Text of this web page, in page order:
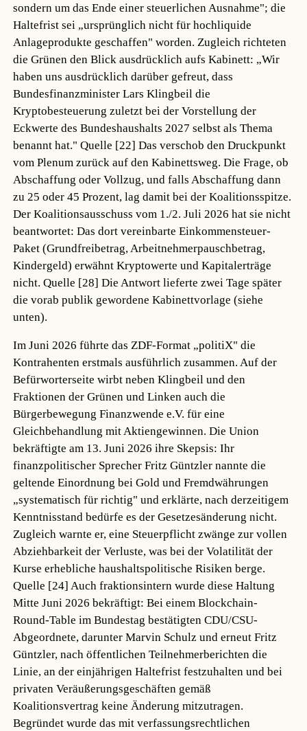
sondern um das Ende einer steuerlichen Ausnahme"; die
Haltefrist sei „ursprünglich nicht für hochliquide
Anlageprodukte geschaffen" worden. Zugleich richteten
die Grünen den Blick ausdrücklich aufs Kabinett: „Wir
haben uns ausdrücklich darüber gefreut, dass
Bundesfinanzminister Lars Klingbeil die
Kryptobesteuerung zuletzt bei der Vorstellung der
Eckwerte des Bundeshaushalts 2027 selbst als Thema
benannt hat."Quelle [22] Das verschob den Druckpunkt
vom Plenum zurück auf den Kabinettsweg. Die Frage, ob
Abschaffung oder Vollzug, und falls Abschaffung dann
zu 25 oder 45 Prozent, lag damit bei der Koalitionsspitze.
Der Koalitionsausschuss vom 1./2. Juli 2026 hat sie nicht
beantwortet: Das dort vereinbarte Einkommensteuer-
Paket (Grundfreibetrag, Arbeitnehmerpauschbetrag,
Kindergeld) erwähnt Kryptowerte und Kapitalerträge
nicht.Quelle [28] Die Antwort lieferte zwei Tage später
die vorab publik gewordene Kabinettvorlage (siehe
unten).
Im Juni 2026 führte das ZDF-Format „politiX" die
Kontrahenten erstmals ausführlich zusammen. Auf der
Befürworterseite wirbt neben Klingbeil und den
Fraktionen der Grünen und Linken auch die
Bürgerbewegung Finanzwende e.V. für eine
Gleichbehandlung mit Aktiengewinnen. Die Union
bekräftigte am 13. Juni 2026 ihre Skepsis: Ihr
finanzpolitischer Sprecher Fritz Güntzler nannte die
geltende Einordnung bei Gold und Fremdwährungen
„systematisch für richtig" und erklärte, nach derzeitigem
Kenntnisstand bedürfe es der Gesetzesänderung nicht.
Zugleich warnte er, eine Steuerpflicht zwänge zur vollen
Abziehbarkeit der Verluste, was bei der Volatilität der
Kurse erhebliche haushaltspolitische Risiken berge.
Quelle [24] Auch fraktionsintern wurde diese Haltung
Mitte Juni 2026 bekräftigt: Bei einem Blockchain-
Round-Table im Bundestag bestätigten CDU/CSU-
Abgeordnete, darunter Marvin Schulz und erneut Fritz
Güntzler, nach öffentlichen Teilnehmerberichten die
Linie, an der einjährigen Haltefrist festzuhalten und bei
privaten Veräußerungsgeschäften gemäß
Koalitionsvertrag keine Änderung mitzutragen.
Begründet wurde das mit verfassungsrechtlichen